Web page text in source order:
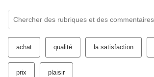
Zone de recherche de sujet et d'avis
achat qualité la satisfaction
prix plaisir